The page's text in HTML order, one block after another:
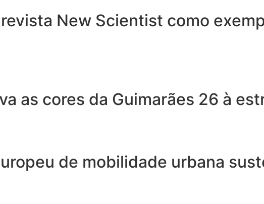
New Scientist como
as cores da Guimarães 26 à
de mobilidade urbana